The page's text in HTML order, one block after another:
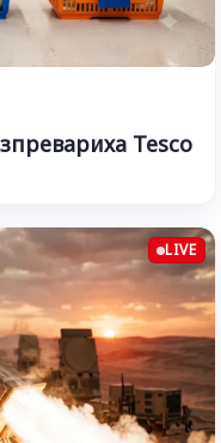
Tesco
LIVE